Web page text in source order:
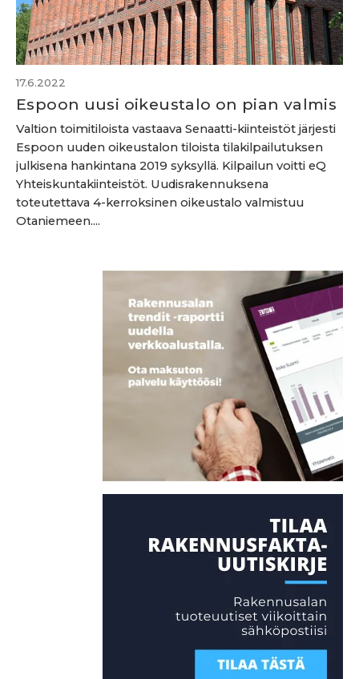
17.6.2022
Espoon uusi oikeustalo on pian valmis
Valtion toimitiloista vastaava Senaatti-kiinteistöt järjesti
Espoon uuden oikeustalon tiloista tilakilpailutuksen
julkisena hankintana 2019 syksyllä. Kilpailun voitti eQ
Yhteiskuntakiinteistöt. Uudisrakennuksena
toteutettava 4-kerroksinen oikeustalo valmistuu
Otaniemeen....